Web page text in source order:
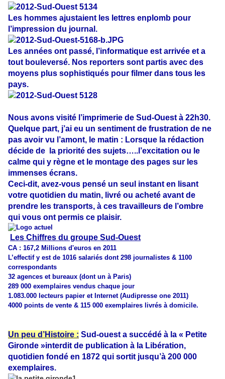
Les hommes ajustaient les lettres enplomb pour
l’impression du journal.
Les années ont passé, l’informatique est arrivée et a
tout bouleversé. Nos reporters sont partis avec des
moyens plus sophistiqués pour filmer dans tous les
pays.
Nous avons visité l’imprimerie de Sud-Ouest à 22h30.
Quelque part, j’ai eu un sentiment de frustration de ne
pas avoir vu l’amont, le matin : Lorsque la rédaction
décide de la priorité des sujets…..l’excitation ou le
calme qui y règne et le montage des pages sur les
immenses écrans.
Ceci-dit, avez-vous pensé un seul instant en lisant
votre quotidien du matin, livré ou acheté avant de
prendre les transports, à ces travailleurs de l’ombre
qui vous ont permis ce plaisir.
Les Chiffres du groupe Sud-Ouest
CA : 167,2 Millions d'euros en 2011
L’effectif y est de 1016 salariés dont 298 journalistes & 1100
correspondants
32 agences et bureaux (dont un à Paris)
289 000 exemplaires vendus chaque jour
1.083.000 lecteurs papier et Internet (Audipresse one 2011)
4000 points de vente & 115 000 exemplaires livrés à domicile.
Un peu d’Histoire : Sud-ouest a succédé à la « Petite
Gironde »interdit de pu blication à la Libération,
quotidien fondé en 1872 qui sortit jusqu’à 200 000
exemplaires.